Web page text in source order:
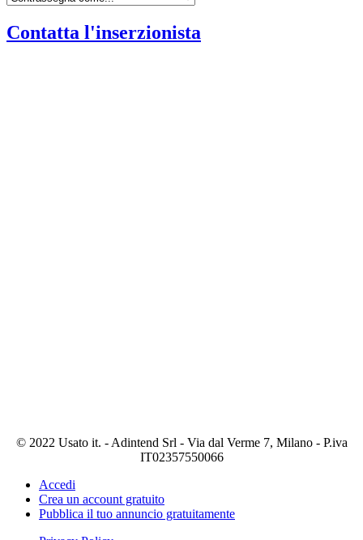
Contatta l'inserzionista
© 2022 Usato it. - Adintend Srl - Via dal Verme 7, Milano - P.iva
IT02357550066
Accedi
Crea un account gratuito
Pubblica il tuo annuncio gratuitamente